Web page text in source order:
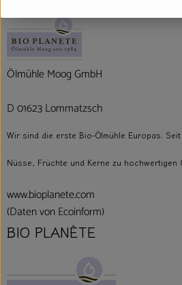
Ölmühle Moog GmbH
D 01623 Lommatzsch
Wir sind die erste Bio-Ölmühle Europas.
Nüsse, Früchte und Kerne zu hochwertigen
www.bioplanete.com
(Daten von Ecoinform)
BIO PLANÈTE